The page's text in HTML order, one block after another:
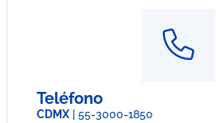
Teléfono
CDMX | 55-3000-1850